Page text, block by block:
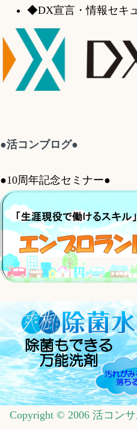
◆DX宣言・情報セキ
●活コンブログ●
●10周年記念セミナー●
Copyright © 2006 活コン